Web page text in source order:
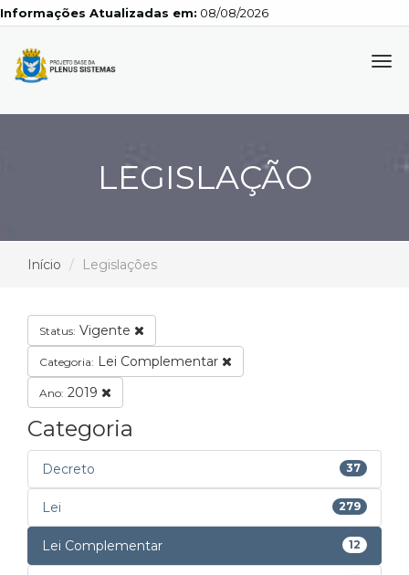
Atualizadas em: 08/08/2026
LEGISLAÇÃO
Início Legislações
Status: Vigente
Categoria: Lei Complementar
Ano: 2019
Categoria
Decreto 37
Lei 279
Lei Complementar 12